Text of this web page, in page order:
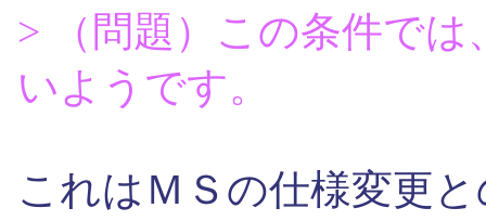
> （問題）この条件で
いようです。
これはＭＳの仕様変更